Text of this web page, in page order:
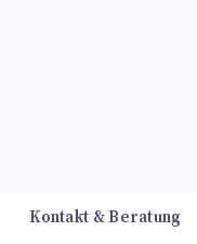
Kontakt & Beratung